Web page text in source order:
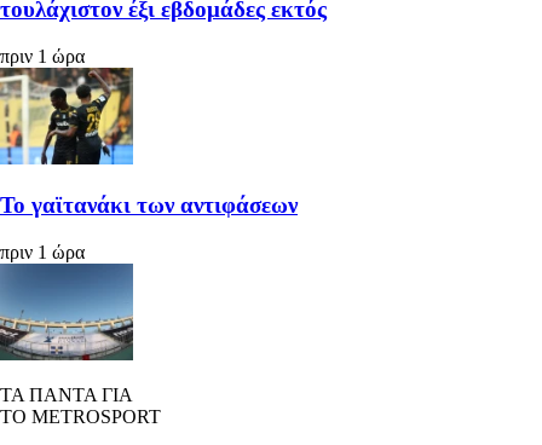
τουλάχιστον έξι εβδομάδες εκτός
πριν 1 ώρα
Το γαϊτανάκι των αντιφάσεων
πριν 1 ώρα
ΤΑ ΠΑΝΤΑ ΓΙΑ
ΤΟ METROSPORT